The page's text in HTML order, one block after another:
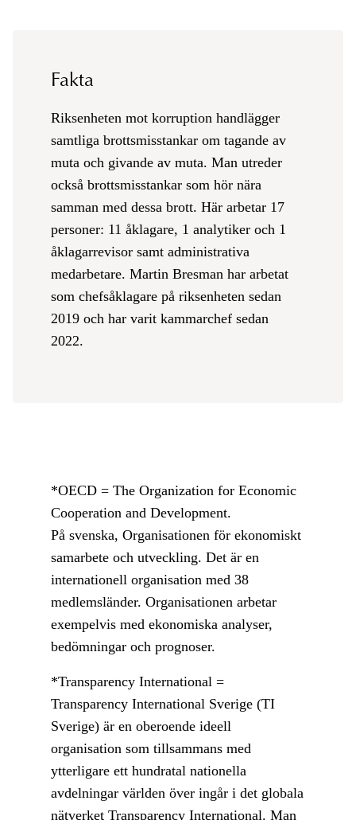
Fakta
Riksenheten mot korruption handlägger
samtliga brottsmisstankar om tagande av
muta och givande av muta. Man utreder
också brottsmisstankar som hör nära
samman med dessa brott. Här arbetar 17
personer: 11 åklagare, 1 analytiker och 1
åklagarrevisor samt administrativa
medarbetare. Martin Bresman har arbetat
som chefsåklagare på riksenheten sedan
2019 och har varit kammarchef sedan
2022.
*OECD = The Organization for Economic
Cooperation and Development.
På svenska, Organisationen för ekonomiskt
samarbete och utveckling. Det är en
internationell organisation med 38
medlemsländer. Organisationen arbetar
exempelvis med ekonomiska analyser,
bedömningar och prognoser.
*Transparency International =
Transparency International Sverige (TI
Sverige) är en oberoende ideell
organisation som tillsammans med
ytterligare ett hundratal nationella
avdelningar världen över ingår i det globala
nätverket Transparency International. Man